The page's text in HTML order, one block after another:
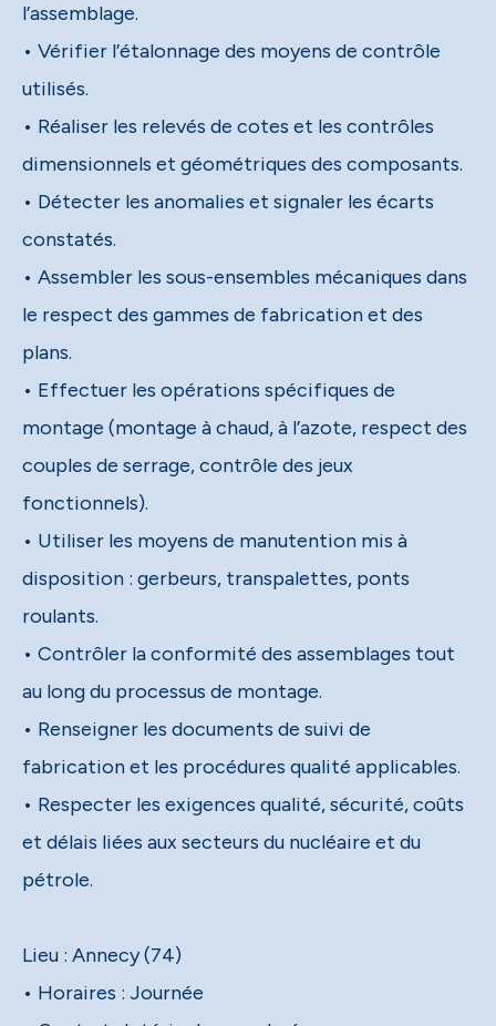
l’assemblage.
• Vérifier l’étalonnage des moyens de contrôle
utilisés.
• Réaliser les relevés de cotes et les contrôles
dimensionnels et géométriques des composants.
• Détecter les anomalies et signaler les écarts
constatés.
• Assembler les sous-ensembles mécaniques dans
le respect des gammes de fabrication et des
plans.
• Effectuer les opérations spécifiques de
montage (montage à chaud, à l’azote, respect des
couples de serrage, contrôle des jeux
fonctionnels).
• Utiliser les moyens de manutention mis à
disposition : gerbeurs, transpalettes, ponts
roulants.
• Contrôler la conformité des assemblages tout
au long du processus de montage.
• Renseigner les documents de suivi de
fabrication et les procédures qualité applicables.
• Respecter les exigences qualité, sécurité, coûts
et délais liées aux secteurs du nucléaire et du
pétrole.
Lieu : Annecy (74)
• Horaires : Journée